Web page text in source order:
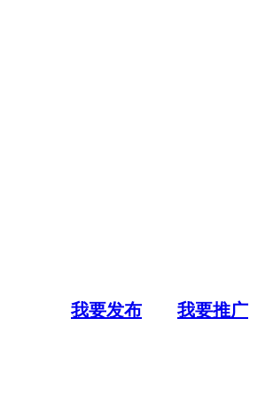
我要发布 我要推广